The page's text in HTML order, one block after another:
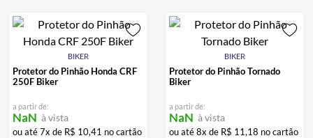
BIKER
Protetor do Pinhão Honda CRF
250F Biker
a partir de:
NaN à vista
ou até7x de R$ 10,41 no cartão
BIKER
Protetor do Pinhão Tornado
Biker
a partir de:
NaN à vista
ou até8x de R$ 11,18 no cartão